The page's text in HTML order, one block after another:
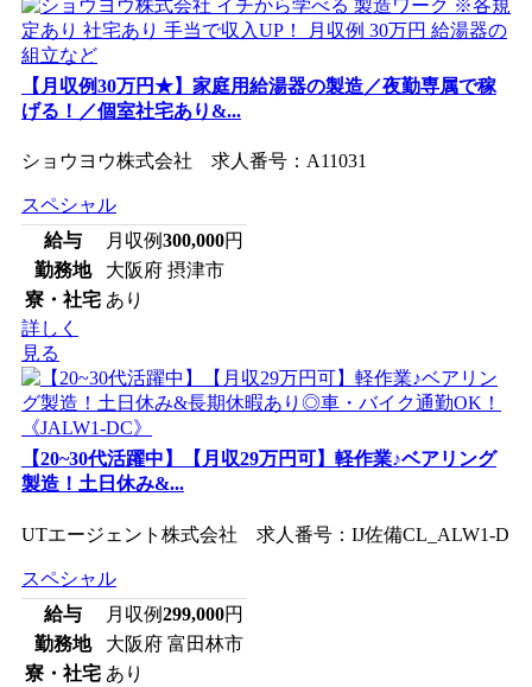
【月収例30万円★】家庭用給湯器の製造／夜勤専属で稼
げる！／個室社宅あり&...
ショウヨウ株式会社 求人番号：A11031
スペシャル
給与
月収例300,000円
勤務地
大阪府 摂津市
寮・社宅 あり
詳しく
見る
【20~30代活躍中】【月収29万円可】軽作業♪ベアリング
製造！土日休み&...
UTエージェント株式会社 求人番号：IJ佐備CL_ALW1-D
スペシャル
給与
月収例299,000円
勤務地
大阪府 富田林市
寮・社宅 あり